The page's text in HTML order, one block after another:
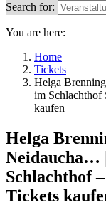
Search for:
You are here:
Home
Tickets
Helga
im
kaufen
Helga
Neidaucha…
Schlachthof
Tickets